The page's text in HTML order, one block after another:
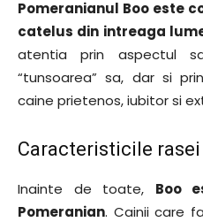
Pomeranianul Boo este
catelus din intreaga
atentia prin aspectul
“tunsoarea” sa, dar si
caine prietenos, iubitor si
Caracteristicile
Inainte de toate, Boo
Pomeranian. Cainii care